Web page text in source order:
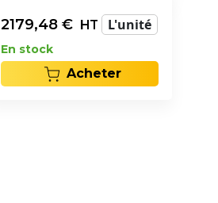
2179,48€ HT L'unité
En stock
Acheter